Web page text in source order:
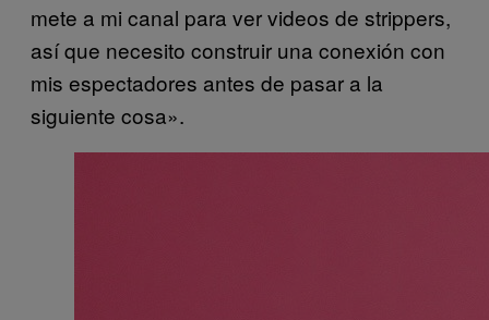
mete a mi canal para ver videos de strippers,
así que necesito construir una conexión con
mis espectadores antes de pasar a la
siguiente cosa».